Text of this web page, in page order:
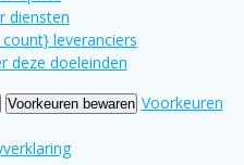
diensten
leveranciers
deze doeleinden
Voorkeuren bewaren Voorkeuren